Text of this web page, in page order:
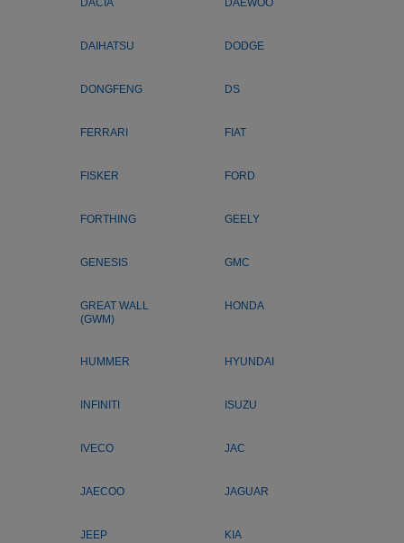
DACIA DAEWOO
DAIHATSU DODGE
DONGFENG DS
FERRARI FIAT
FISKER FORD
FORTHING GEELY
GENESIS GMC
GREAT WALL
(GWM)
HONDA
HUMMER HYUNDAI
INFINITI ISUZU
IVECO JAC
JAECOO JAGUAR
JEEP KIA